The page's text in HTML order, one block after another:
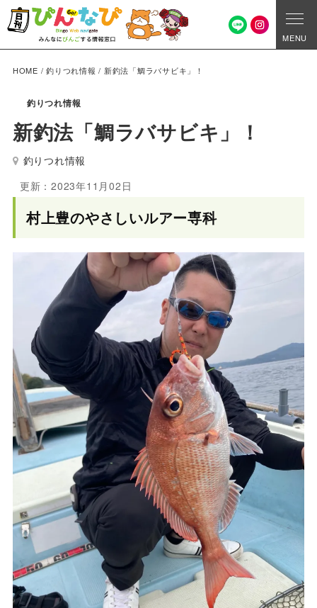
MENU
HOME /釣りつれ情報 / 新釣法「鯛ラバサビキ」！
釣りつれ情報
新釣法「鯛ラバサビキ」！
釣りつれ情報
更新：2023年11月02日
村上豊のやさしいルアー専科